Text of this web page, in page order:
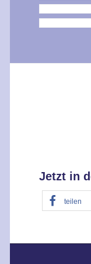
Jetzt in
teilen